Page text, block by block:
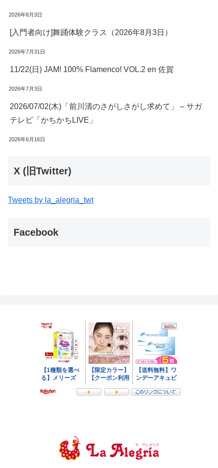
2026年8月3日
[入門者向け]舞踊体験クラス（2026年8月3日）
2026年7月31日
11/22(日) JAM! 100% Flamenco! VOL.2 en 佐賀
2026年7月3日
2026/07/02(木)「前川清のさがしさがし求めて」 – サガ
テレビ「かちかちLIVE」
2026年6月16日
X (旧Twitter)
Tweets by la_alegria_twt
Facebook